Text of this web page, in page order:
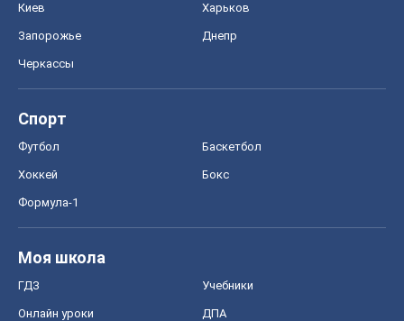
Киев Харьков
Запорожье Днепр
Черкассы
Спорт
Футбол Баскетбол
Хоккей Бокс
Формула-1
Моя школа
ГДЗ Учебники
Онлайн уроки ДПА